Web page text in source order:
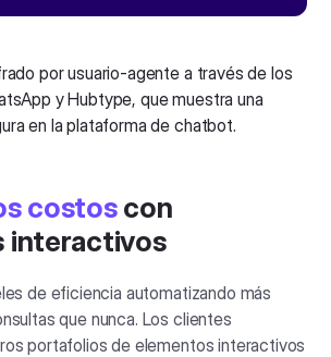
costoscon
interactivos
de eficiencia automatizando más
que nunca. Los clientes
portafolios de elementos interactivos